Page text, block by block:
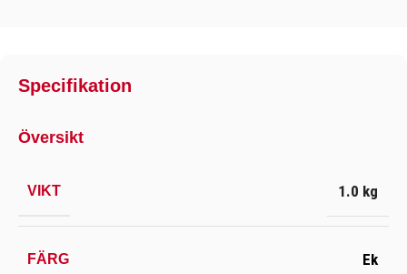
Specifikation
Översikt
VIKT 1.0 kg
FÄRG Ek